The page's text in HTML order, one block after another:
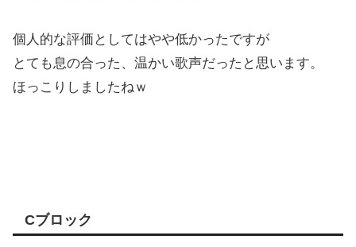
個人的な評価としてはやや低かったですが
とても息の合った、温かい歌声だったと思います。
ほっこりしましたねｗ
Cブロック